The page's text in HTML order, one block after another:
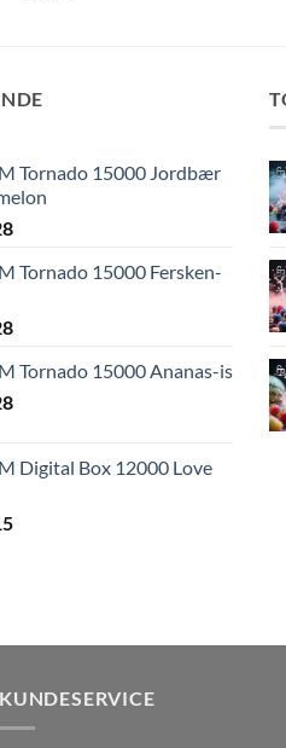
Tornado 15000 Jordbær
Tornado 15000 Fersken-
Tornado 15000 Ananas-is
Digital Box 12000 Love
KUNDESERVICE